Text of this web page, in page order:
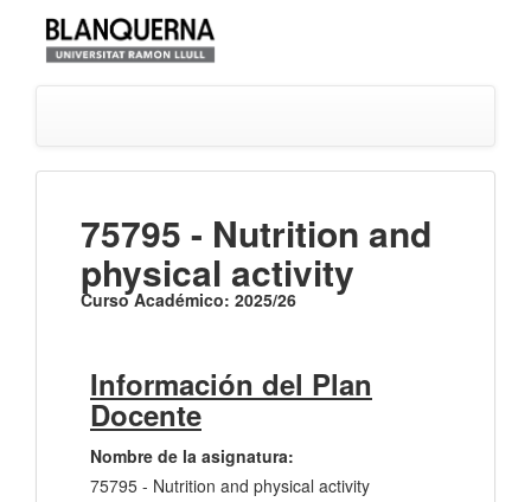
75795 - Nutrition and
physical activity
Curso Académico: 2025/26
Información del Plan
Docente
Nombre de la asignatura:
75795 - Nutrition and physical activity